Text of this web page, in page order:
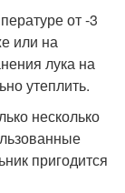
от -3
или на
лука на
утеплить.
несколько
пригодится